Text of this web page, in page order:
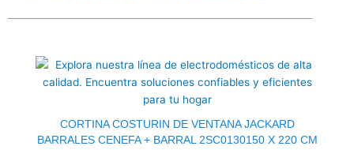
CORTINA COSTURIN DE VENTANA JACKARD
BARRALES CENEFA + BARRAL 2SC0130150 X 220 CM
original
era:
$14.0.
actual
es:
$10.0.